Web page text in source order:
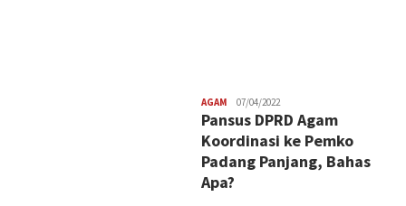
AGAM Redaksi
07/04/2022
Pansus DPRD Agam
Koordinasi ke Pemko
Padang Panjang, Bahas
Apa?